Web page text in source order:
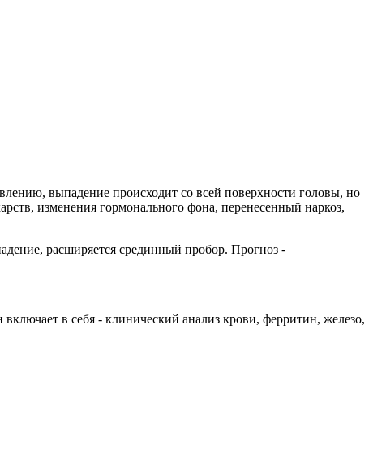
выпадение происходит со всей поверхности головы, но
изменения гормонального фона, перенесенный наркоз,
расширяется срединный пробор. Прогноз -
в себя - клинический анализ крови, ферритин, железо,